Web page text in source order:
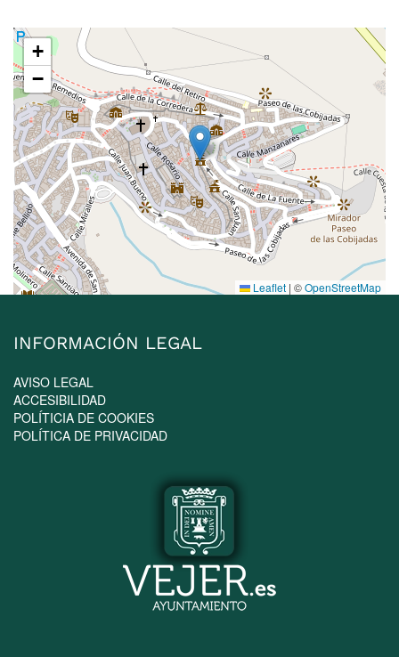
+
−
Leaflet | ©OpenStreetMap
INFORMACIÓN LEGAL
AVISO LEGAL
ACCESIBILIDAD
POLÍTICIA DE COOKIES
POLÍTICA DE PRIVACIDAD